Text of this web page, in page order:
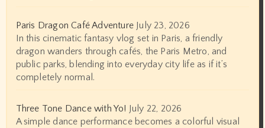
Paris Dragon Café Adventure July 23, 2026
In this cinematic fantasy vlog set in Paris, a friendly
dragon wanders through cafés, the Paris Metro, and
public parks, blending into everyday city life as if it’s
completely normal.
Three Tone Dance with Yo! July 22, 2026
A simple dance performance becomes a colorful visual